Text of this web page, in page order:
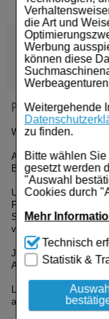
die Art und
Werbung
können diese
Weitergehende
zu finden.
Bitte wählen
gesetzt werden
"Auswahl
Cookies durch
Mehr
Technisch
Cookies, die für
Website
werden kann.
Komfort:Diese
Technisch
Statistik &
AVP:24,97€²
16.976,00 € pro 1 l
LOCERYL Nagellack
GALDERMA
AVP:56,98€²
8.774,00 € pro 1 l
Produktbeschreibung
Wirkstoff: Amorolfin
Anwendungsgebiete:
Behandlung von
Ursache einer
Faden- und Hefepilze
Sporen von Mensch zu
vor.
JETZT NEU mit
Anwendung.
Loceryl® Nagellack
abzulösen. Der
reichert sich bis ins